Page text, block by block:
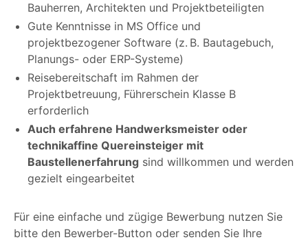
Bauherren, Architekten und Projektbeteiligten
Gute Kenntnisse in MS Office und
projektbezogener Software (z. B. Bautagebuch,
Planungs- oder ERP-Systeme)
Reisebereitschaft im Rahmen der
Projektbetreuung, Führerschein Klasse B
erforderlich
Auch erfahrene Handwerksmeister oder
technikaffine Quereinsteiger mit
Baustellenerfahrung sind willkommen und werden
gezielt eingearbeitet
Für eine einfache und zügige Bewerbung nutzen Sie
bitte den Bewerber-Button oder senden Sie Ihre